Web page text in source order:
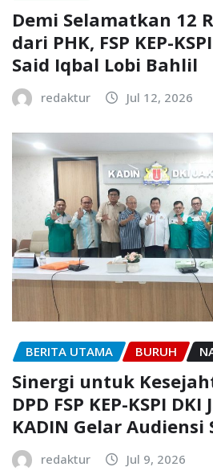
Demi Selamatkan 12
dari PHK, FSP KEP-
Said Iqbal Lobi Bahlil
redaktur Jul 12, 2026
BERITA UTAMA BURUH
Sinergi untuk
DPD FSP KEP-KSPI
KADIN Gelar Audiensi
redaktur Jul 9, 2026